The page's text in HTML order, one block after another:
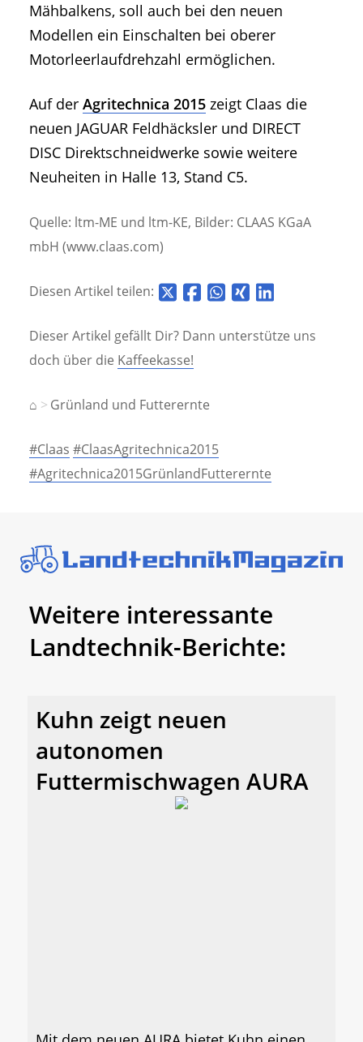
Mähbalkens, soll auch bei den neuen
Modellen ein Einschalten bei oberer
Motorleerlaufdrehzahl ermöglichen.
Auf der Agritechnica 2015 zeigt Claas die
neuen JAGUAR Feldhäcksler und DIRECT
DISC Direktschneidwerke sowie weitere
Neuheiten in Halle 13, Stand C5.
Quelle: ltm-ME und ltm-KE, Bilder: CLAAS KGaA
mbH (www.claas.com)
Diesen Artikel teilen:
Dieser Artikel gefällt Dir? Dann unterstütze uns
doch über die Kaffeekasse!
⌂ Grünland und Futterernte
#Claas #ClaasAgritechnica2015
#Agritechnica2015GrünlandFutterernte
Weitere interessante
Landtechnik-Berichte:
Kuhn zeigt neuen
autonomen
Futtermischwagen AURA